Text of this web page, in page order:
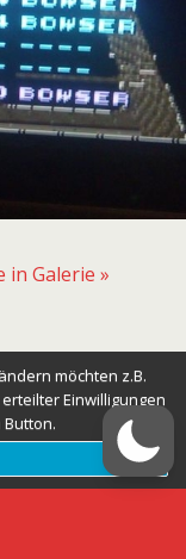
in Galerie »
möchten z.B.
Einwilligungen